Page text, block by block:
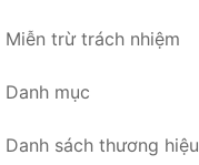
Miễn trừ trách nhiệm
Danh mục
Danh sách thương hiệu